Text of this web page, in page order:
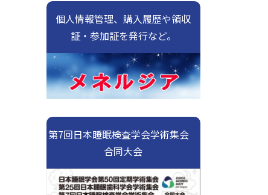
個人情報管理、購入履歴や領収
証・参加証を発行など。
第7回日本睡眠検査学会学術集会
合同大会